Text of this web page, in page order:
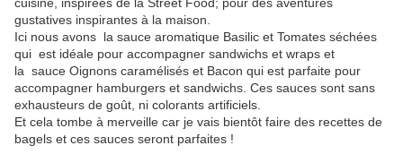
gustatives inspirantes à la maison.
Ici nous avons la sauce aromatique Basilic et Tomates séchées
qui est idéale pour accompagner sandwichs et wraps et
la sauce Oignons caramélisés et Bacon qui est parfaite pour
accompagner hamburgers et sandwichs. Ces sauces sont sans
exhausteurs de goût, ni colorants artificiels.
Et cela tombe à merveille car je vais bientôt faire des recettes de
bagels et ces sauces seront parfaites !